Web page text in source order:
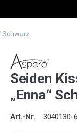
Schwarz
Seiden
„Enna“
Art.-Nr. 3040130-